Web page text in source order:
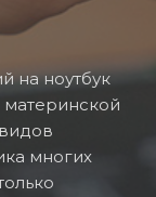
на ноутбук
многих